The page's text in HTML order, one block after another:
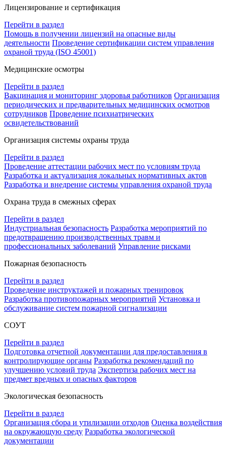
Лицензирование и сертификация
Перейти в раздел
Помощь в получении лицензий на опасные виды
деятельности Проведение сертификации систем управления
охраной труда (ISO 45001)
Медицинские осмотры
Перейти в раздел
Вакцинация и мониторинг здоровья работников Организация
периодических и предварительных медицинских осмотров
сотрудников Проведение психиатрических
освидетельствований
Организация системы охраны труда
Перейти в раздел
Проведение аттестации рабочих мест по условиям труда
Разработка и актуализация локальных нормативных актов
Разработка и внедрение системы управления охраной труда
Охрана труда в смежных сферах
Перейти в раздел
Индустриальная безопасность Разработка мероприятий по
предотвращению производственных травм и
профессиональных заболеваний Управление рисками
Пожарная безопасность
Перейти в раздел
Проведение инструктажей и пожарных тренировок
Разработка противопожарных мероприятий Установка и
обслуживание систем пожарной сигнализации
СОУТ
Перейти в раздел
Подготовка отчетной документации для предоставления в
контролирующие органы Разработка рекомендаций по
улучшению условий труда Экспертиза рабочих мест на
предмет вредных и опасных факторов
Экологическая безопасность
Перейти в раздел
Организация сбора и утилизации отходов Оценка воздействия
на окружающую среду Разработка экологической
документации